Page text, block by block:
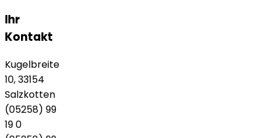
Ihr
Kontakt
Kugelbreite
10, 33154
Salzkotten
(05258) 99
19 0